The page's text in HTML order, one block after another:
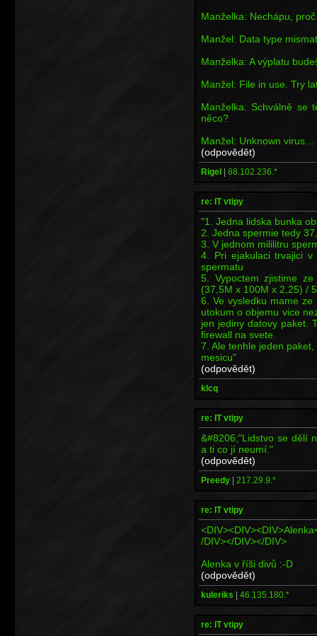
Manželka: Nechápu,
Manžel: Data type
Manželka: A výplatu
Manžel: File in use. Try
Manželka: Schválně se
něco?
Manžel: Unknown virus…
(odpovědět)
Rigel | 88.102.236.*
re: IT vtipy
"1. Jedna lidska bunka
2. Jedna spermie tedy
3. V jednom mililitru
4. Pri ejakulaci trvajici
spermatu
5. Vypoctem zjistime
(37,5M x 100M x 2,25) /
6. Ve vysledku mame
utokum o objemu vice
jen jediny datovy paket.
firewall na svete.
7. Ale tenhle jeden
mesicu"
(odpovědět)
klcq
re: IT vtipy
&#8206;"Lidstvo se dělí
a ti co jí neumí."
(odpovědět)
Preedy | 217.29.9.*
re: IT vtipy
/DIV></DIV></DIV>
Alenka v říši divů :-D
(odpovědět)
kuleriks | 46.135.180.*
re: IT vtipy